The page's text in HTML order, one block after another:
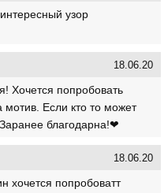
узор
18.06.20
Хочется попробовать
мотив. Если кто то может
благодарна!❤
18.06.20
хочется попробоватт